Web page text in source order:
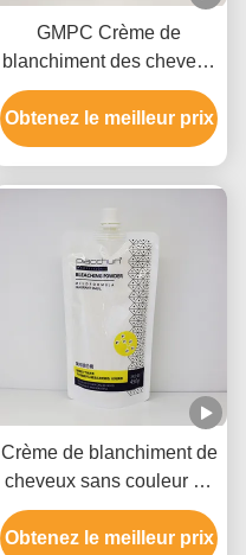
GMPC Crème de
blanchiment des cheveux
avec peroxyde
d'hydrogène Hydroxyde
d'ammonium et huile
Obtenez le meilleur prix
Crème de blanchiment de
cheveux sans couleur de
cheveux pour salon 9
niveaux
Obtenez le meilleur prix